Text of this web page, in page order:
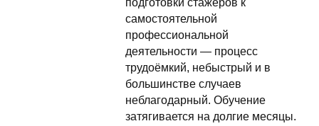
подготовки стажёров к
самостоятельной
профессиональной
деятельности — процесс
трудоёмкий, небыстрый и в
большинстве случаев
неблагодарный. Обучение
затягивается на долгие месяцы.